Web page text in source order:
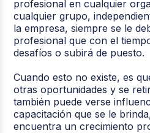
profesional en cualquier
cualquier grupo,
la empresa, siempre se le
profesional que con el
desafíos o subirá de puesto.
Cuando esto no existe, es
otras oportunidades y se
también puede verse
capacitación que se le
encuentra un crecimiento